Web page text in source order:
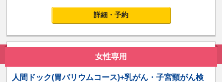
詳細・予約
女性専用
人間ドック(胃バリウムコース)+乳がん・子宮頸がん検